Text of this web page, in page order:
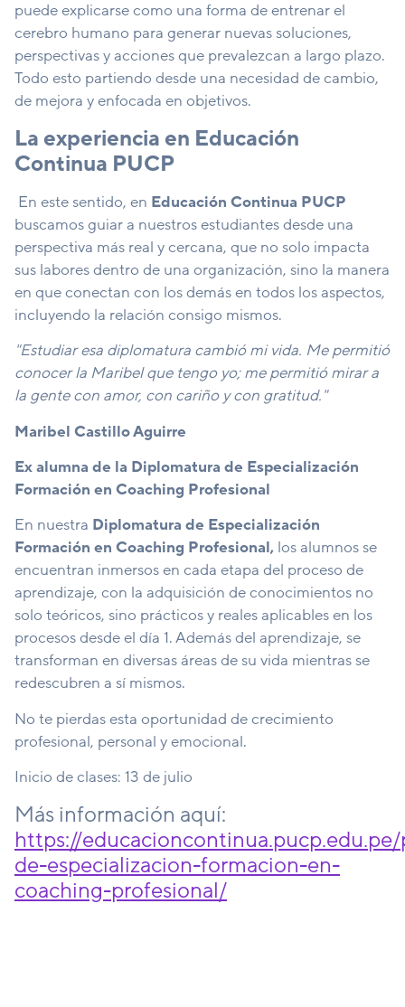
puede explicarse como una forma de entrenar el
cerebro humano para generar nuevas soluciones,
perspectivas y acciones que prevalezcan a largo plazo.
Todo esto partiendo desde una necesidad de cambio,
de mejora y enfocada en objetivos.
La experiencia en Educación
Continua PUCP
En este sentido, en Educación Continua PUCP
buscamos guiar a nuestros estudiantes desde una
perspectiva más real y cercana, que no solo impacta
sus labores dentro de una organización, sino la manera
en que conectan con los demás en todos los aspectos,
incluyendo la relación consigo mismos.
"Estudiar esa diplomatura cambió mi vida. Me permitió
conocer la Maribel que tengo yo; me permitió mirar a
la gente con amor, con cariño y con gratitud."
Maribel Castillo Aguirre
Ex alumna de la Diplomatura de Especialización
Formación en Coaching Profesional
En nuestra Diplomatura de Especialización
Formación en Coaching Profesional, los alumnos se
encuentran inmersos en cada etapa del proceso de
aprendizaje, con la adquisición de conocimientos no
solo teóricos, sino prácticos y reales aplicables en los
procesos desde el día 1. Además del aprendizaje, se
transforman en diversas áreas de su vida mientras se
redescubren a sí mismos.
No te pierdas esta oportunidad de crecimiento
profesional, personal y emocional.
Inicio de clases: 13 de julio
Más información aquí:
https://
de-especializacion-formacion-en-
coaching-profesional/